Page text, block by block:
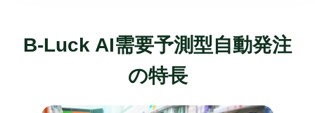
B-Luck AI需要予測型自動発注
の特長